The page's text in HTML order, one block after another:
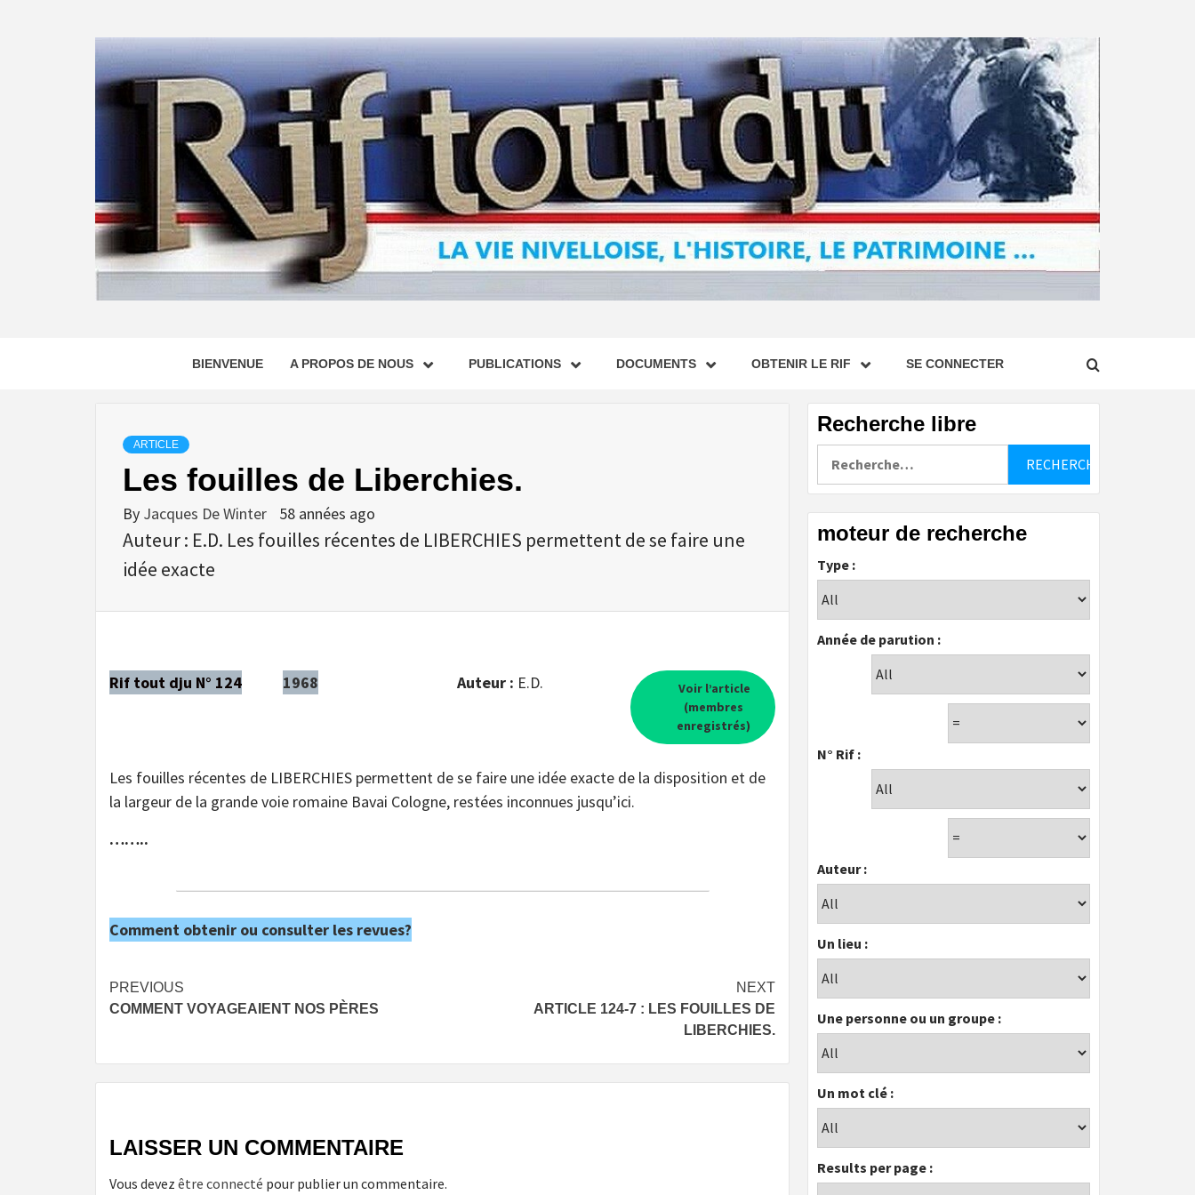
BIENVENUE A PROPOS DE NOUS PUBLICATIONS DOCUMENTS OBTENIR LE RIF SE CONNECTER
ARTICLE
Les fouilles de Liberchies.
By Jacques De Winter 58 années ago
Auteur : E.D. Les fouilles récentes de LIBERCHIES permettent de se faire une
idée exacte
Rif tout dju N° 124 1968 Auteur : E.D.
Voir l’article
(membres
enregistrés)
Les fouilles récentes de LIBERCHIES permettent de se faire une idée exacte de la disposition et de
la largeur de la grande voie romaine Bavai Cologne, restées inconnues jusqu’ici.
……..
Comment obtenir ou consulter les revues?
Post
navigation
PREVIOUS
COMMENT VOYAGEAIENT NOS PÈRES
NEXT
ARTICLE 124-7 : LES FOUILLES DE
LIBERCHIES.
LAISSER UN COMMENTAIRE
Vous devez être connecté pour publier un commentaire.
Recherche libre
moteur de recherche
Type :
Année de parution :
N° Rif :
Auteur :
Un lieu :
Une personne ou un groupe :
Un mot clé :
Results per page :